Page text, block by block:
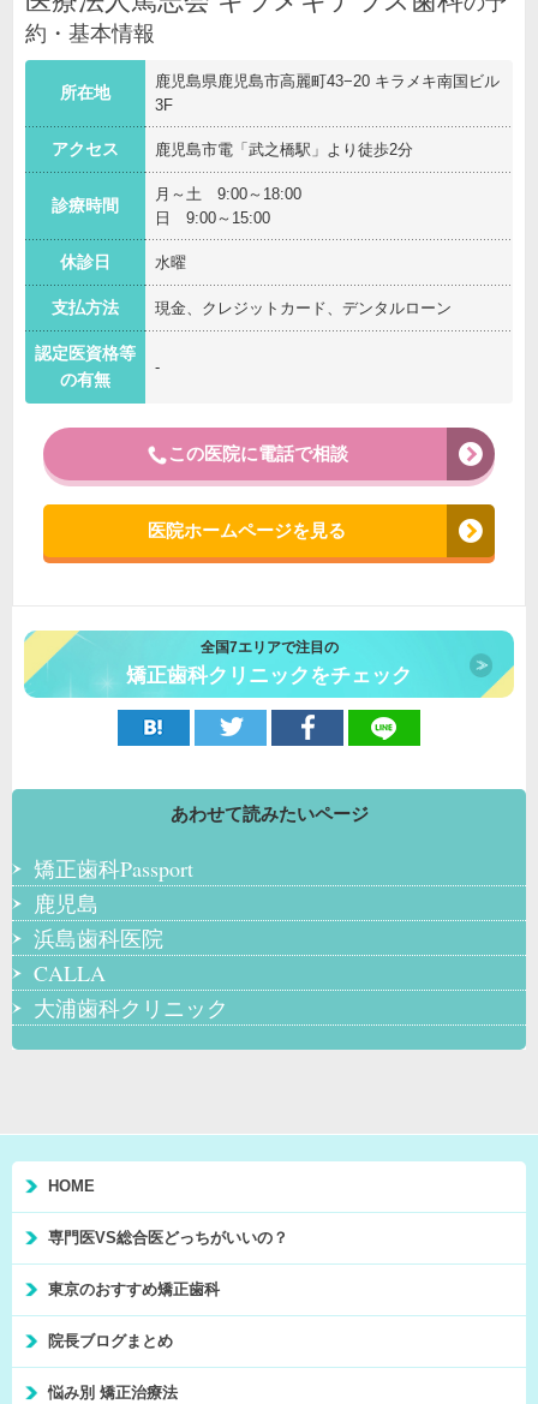
約・基本情報
所在地
鹿児島県鹿児島市高麗町43−20 キラメキ南国ビル
3F
アクセス 鹿児島市電「武之橋駅」より徒歩2分
診療時間
月～土 9:00～18:00
日 9:00～15:00
休診日 水曜
支払方法 現金、クレジットカード、デンタルローン
認定医資格等
の有無
-
この医院に電話で相談
医院ホームページを見る
全国7エリアで注目の
矯正歯科クリニックをチェック
あわせて読みたいページ
矯正歯科Passport
鹿児島
浜島歯科医院
CALLA
大浦歯科クリニック
HOME
専門医VS総合医どっちがいいの？
東京のおすすめ矯正歯科
院長ブログまとめ
悩み別 矯正治療法